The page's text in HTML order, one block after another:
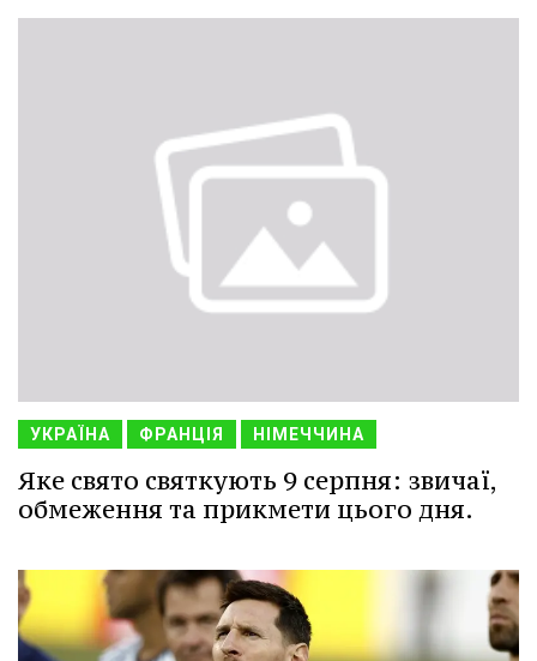
УКРАЇНА ФРАНЦІЯ НІМЕЧЧИНА
Яке свято святкують 9 серпня: звичаї,
обмеження та прикмети цього дня.